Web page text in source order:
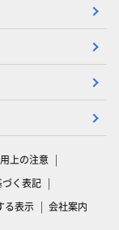
上の注意
く表記
る表示 会社案内